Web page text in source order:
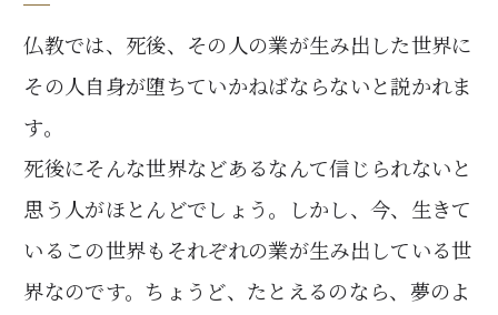
仏教では、死後、その人の業が生み出した世界に
その人自身が堕ちていかねばならないと説かれま
す。
死後にそんな世界などあるなんて信じられないと
思う人がほとんどでしょう。しかし、今、生きて
いるこの世界もそれぞれの業が生み出している世
界なのです。ちょうど、たとえるのなら、夢のよ